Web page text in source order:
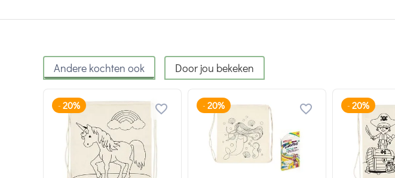
Andere kochten ook Door jou bekeken
- 20% - 20% - 20%